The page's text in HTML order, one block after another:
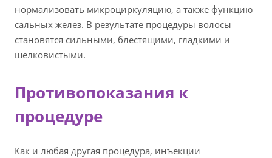
нормализовать микроциркуляцию, а также функцию
сальных желез. В результате процедуры волосы
становятся сильными, блестящими, гладкими и
шелковистыми.
Противопоказания к
процедуре
Как и любая другая процедура, инъекции